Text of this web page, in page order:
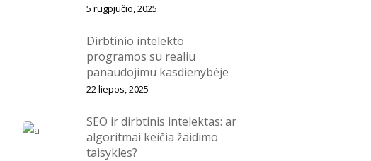
5 rugpjūčio, 2025
Dirbtinio intelekto
programos su realiu
panaudojimu kasdienybėje
22 liepos, 2025
SEO ir dirbtinis intelektas: ar
algoritmai keičia žaidimo
taisykles?